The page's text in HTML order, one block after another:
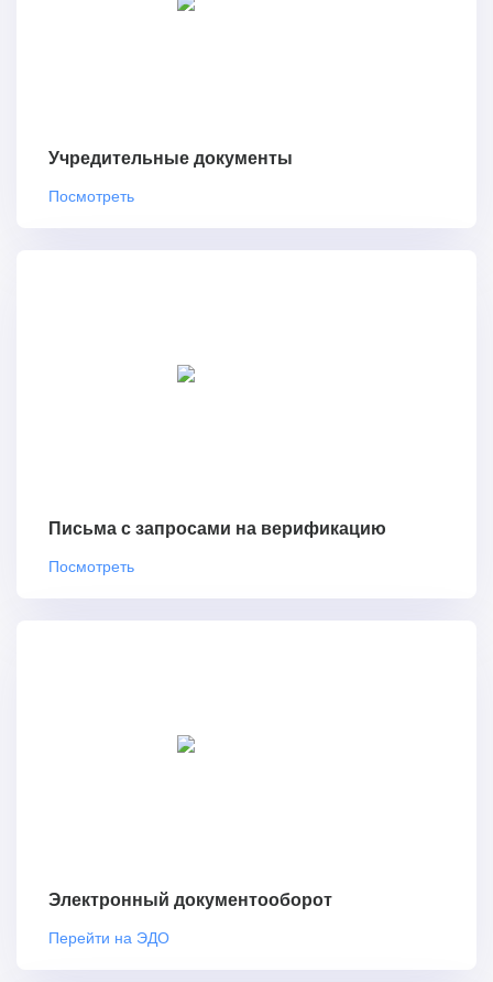
Учредительные документы
Посмотреть
Письма с запросами на верификацию
Посмотреть
Электронный документооборот
Перейти на ЭДО